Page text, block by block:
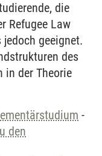
die
Refugee Law
geeignet.
des
in der Theorie
-
den